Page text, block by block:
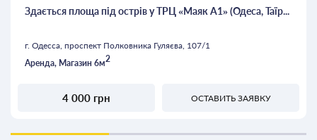
Здається площа під острів у ТРЦ «Маяк А1» (Одеса, Таїр...
г. Одесса, проспект Полковника Гуляєва, 107/1
Аренда, Магазин 6м2
4 000 грн ОСТАВИТЬ ЗАЯВКУ